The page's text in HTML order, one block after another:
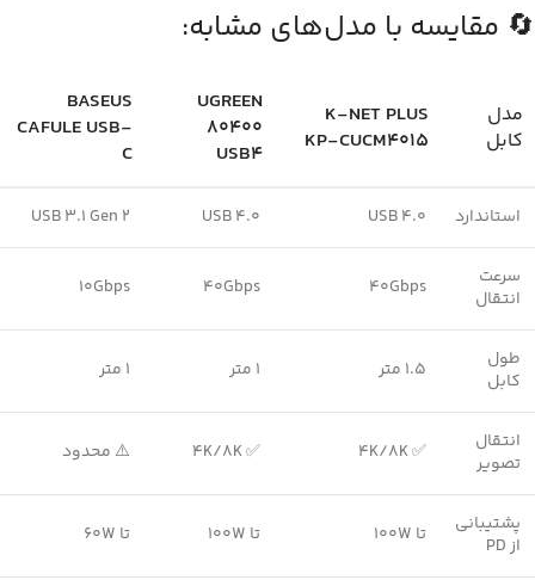
🔄 مقایسه با مدل‌های مشابه:
مدل
کابل
K-NET PLUS
KP-CUCM4015
UGREEN
80400
USB4
BASEUS
CAFULE USB-
C
استاندارد USB 4.0
USB 4.0
USB 3.1 Gen 2
سرعت
انتقال
40Gbps
40Gbps
10Gbps
طول
کابل
1.5 متر 1 متر 1 متر
انتقال
تصویر
✅ 4K/8K
✅ 4K/8K ⚠️ محدود
پشتیبانی
از PD
تا 100W تا 100W تا 60W